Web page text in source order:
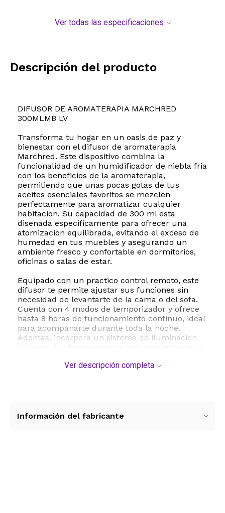
Ver todas las especificaciones
Descripción del producto
DIFUSOR DE AROMATERAPIA MARCHRED
300MLMB LV
Transforma tu hogar en un oasis de paz y
bienestar con el difusor de aromaterapia
Marchred. Este dispositivo combina la
funcionalidad de un humidificador de niebla fria
con los beneficios de la aromaterapia,
permitiendo que unas pocas gotas de tus
aceites esenciales favoritos se mezclen
perfectamente para aromatizar cualquier
habitacion. Su capacidad de 300 ml esta
disenada especificamente para ofrecer una
atomizacion equilibrada, evitando el exceso de
humedad en tus muebles y asegurando un
ambiente fresco y confortable en dormitorios,
oficinas o salas de estar.
Equipado con un practico control remoto, este
difusor te permite ajustar sus funciones sin
necesidad de levantarte de la cama o del sofa.
Cuenta con 4 modos de temporizador y ofrece
hasta 8 horas de funcionamiento continuo, ideal
para acompanarte durante toda la noche.
Ademas, incorpora un sistema de iluminacion
automatico, color fijo, brillo ajustable o apagado
gracias a su funcionamiento ultra silencioso y a
Ver descripción completa
Información del fabricante